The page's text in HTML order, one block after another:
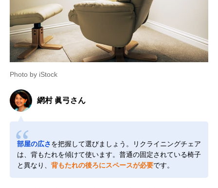
Photo by iStock
網村 眞弓さん
部屋の広さを把握して選びましょう。リクライニングチェア
は、背もたれを傾けて使います。普通の固定されている椅子
と異なり、 背もたれの後ろにスペースが必要です。